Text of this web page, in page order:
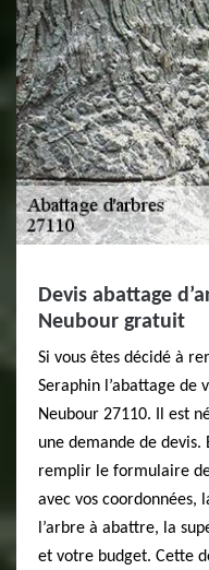
Devis abattage
Neubour gratuit
Si vous êtes décidé à
Seraphin l’abattage de
Neubour 27110. Il est
une demande de devis.
remplir le formulaire
avec vos coordonnées,
l’arbre à abattre, la
et votre budget. Cette